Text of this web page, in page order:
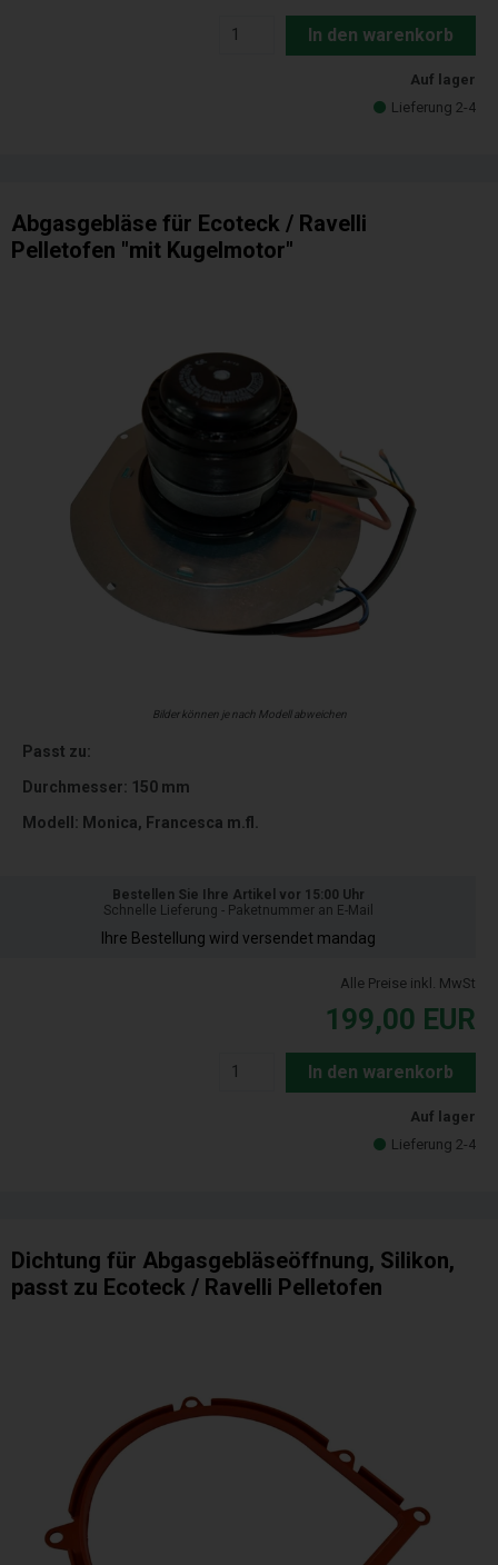
In den warenkorb
Auf lager
Lieferung 2-4
Abgasgebläse für Ecoteck / Ravelli
Pelletofen "mit Kugelmotor"
Bilder können je nach Modell abweichen
Passt zu:
Durchmesser: 150 mm
Modell: Monica, Francesca m.fl.
Bestellen Sie Ihre Artikel vor 15:00 Uhr
Schnelle Lieferung - Paketnummer an E-Mail
Ihre Bestellung wird versendet mandag
Alle Preise inkl. MwSt
199,00 EUR
In den warenkorb
Auf lager
Lieferung 2-4
Dichtung für Abgasgebläseöffnung, Silikon,
passt zu Ecoteck / Ravelli Pelletofen